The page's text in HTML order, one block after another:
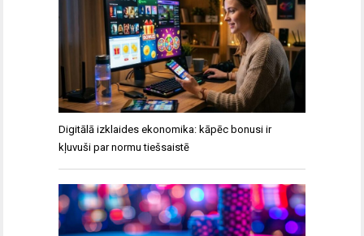
Digitālā izklaides ekonomika: kāpēc bonusi ir
kļuvuši par normu tiešsaistē